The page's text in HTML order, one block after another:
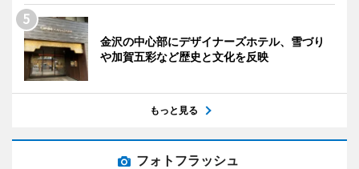
金沢の中心部にデザイナーズホテル、雪づり
や加賀五彩など歴史と文化を反映
もっと見る
フォトフラッシュ